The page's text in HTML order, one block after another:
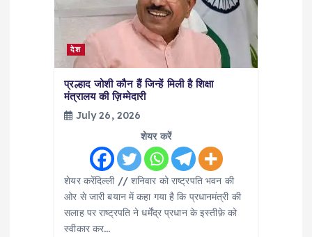
देश
प्रल्हाद जोशी कौन हैं जिन्हें मिली है शिक्षा
मंत्रालय की ज़िम्मेदारी
July 26, 2026
शेयर करें
शेयर करेंदिल्ली // शनिवार को राष्ट्रपति भवन की
ओर से जारी बयान में कहा गया है कि प्रधानमंत्री की
सलाह पर राष्ट्रपति ने धर्मेंद्र प्रधान के इस्तीफ़े को
स्वीकार कर…